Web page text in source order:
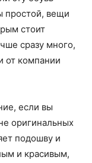
простой, вещи
стоит
сразу много,
от компании
если вы
оригинальных
подошву и
и красивым,